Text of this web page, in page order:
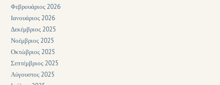
Φεβρουάριος 2026
Ιανουάριος 2026
Δεκέμβριος 2025
Νοέμβριος 2025
Οκτώβριος 2025
Σεπτέμβριος 2025
Αύγουστος 2025